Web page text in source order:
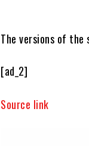
The versions of the
[ad_2]
Source link